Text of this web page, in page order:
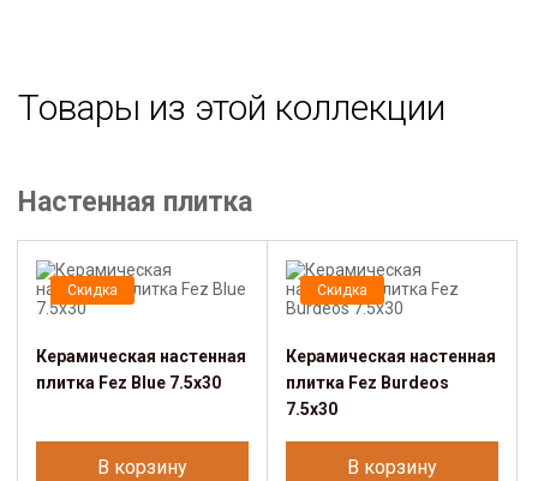
Товары из этой коллекции
Настенная плитка
Скидка
Керамическая настенная
плитка Fez Blue 7.5x30
В корзину
Скидка
Керамическая настенная
плитка Fez Burdeos
7.5x30
В корзину